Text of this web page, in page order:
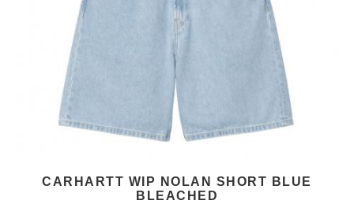
CARHARTT WIP NOLAN SHORT BLUE
BLEACHED